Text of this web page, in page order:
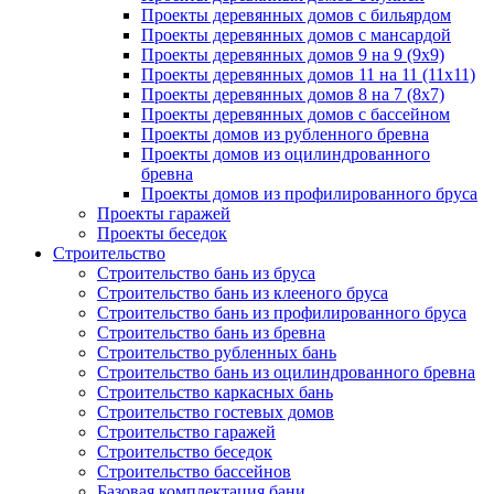
Проекты деревянных домов с бильярдом
Проекты деревянных домов с мансардой
Проекты деревянных домов 9 на 9 (9x9)
Проекты деревянных домов 11 на 11 (11x11)
Проекты деревянных домов 8 на 7 (8x7)
Проекты деревянных домов с бассейном
Проекты домов из рубленного бревна
Проекты домов из оцилиндрованного
бревна
Проекты домов из профилированного бруса
Проекты гаражей
Проекты беседок
Строительство
Строительство бань из бруса
Строительство бань из клееного бруса
Строительство бань из профилированного бруса
Строительство бань из бревна
Строительство рубленных бань
Строительство бань из оцилиндрованного бревна
Строительство каркасных бань
Строительство гостевых домов
Строительство гаражей
Строительство беседок
Строительство бассейнов